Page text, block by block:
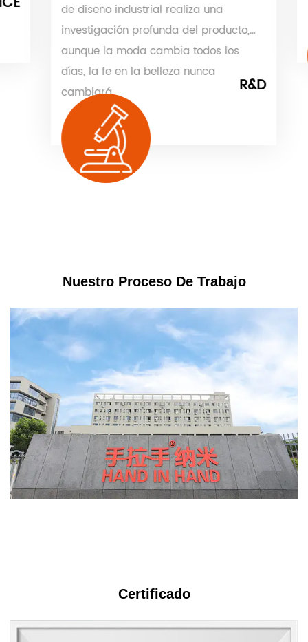
de diseño industrial realiza una
investigación profunda del producto,
aunque la moda cambia todos los
días, la fe en la belleza nunca
cambiará.
Nuestro Proceso De Trabajo
Certificado